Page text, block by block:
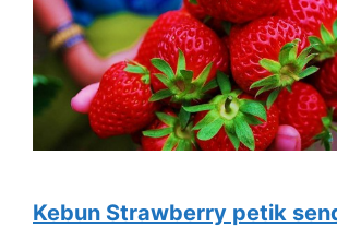
Kebun Strawberry petik